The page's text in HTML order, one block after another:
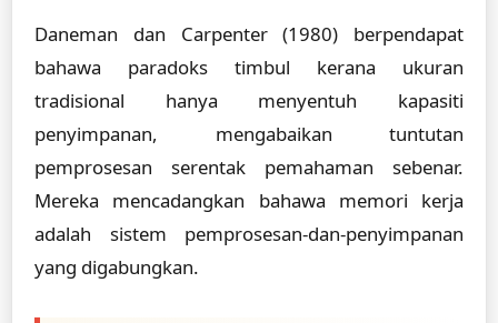
Daneman dan Carpenter (1980) berpendapat
bahawa paradoks timbul kerana ukuran
tradisional hanya menyentuh kapasiti
penyimpanan, mengabaikan tuntutan
pemprosesan serentak pemahaman sebenar.
Mereka mencadangkan bahawa memori kerja
adalah sistem pemprosesan-dan-penyimpanan
yang digabungkan.